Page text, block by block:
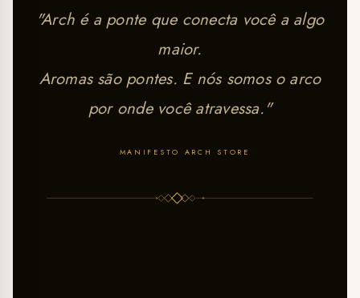
"Arch é a ponte que conecta você a algo
maior.
Aromas são pontes. E nós somos o arco
por onde você atravessa."
MANIFESTO ARCH STORE